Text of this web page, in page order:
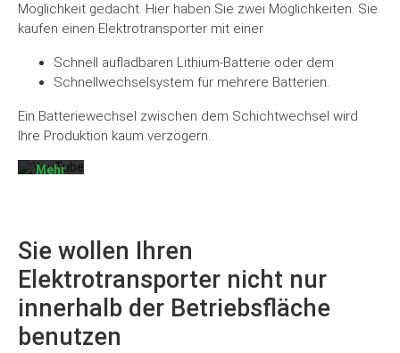
Möglichkeit gedacht. Hier haben Sie zwei Möglichkeiten. Sie
kaufen einen Elektrotransporter mit einer
Schnell aufladbaren Lithium-Batterie oder dem
Schnellwechselsystem für mehrere Batterien.
Ein Batteriewechsel zwischen dem Schichtwechsel wird
Ihre Produktion kaum verzögern.
Mit
Laden
des
Videos
Sie die
von
Mehr
YouTube
entsperren
Sie wollen Ihren
Elektrotransporter nicht nur
innerhalb der Betriebsfläche
benutzen